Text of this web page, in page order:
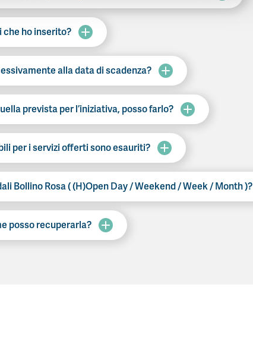
che ho inserito?
alla data di scadenza?
prevista per l’iniziativa, posso farlo?
per i servizi offerti sono esauriti?
Bollino Rosa ( (H)Open Day / Weekend / Week / Month )?
posso recuperarla?